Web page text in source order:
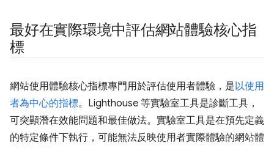
最好在實際環境中評估網站體驗核心指
標
網站使用體驗核心指標專門用於評估使用者體驗，是以使用
者為中心的指標。Lighthouse 等實驗室工具是診斷工具，
可突顯潛在效能問題和最佳做法。實驗室工具是在預先定義
的特定條件下執行，可能無法反映使用者實際體驗的網站體